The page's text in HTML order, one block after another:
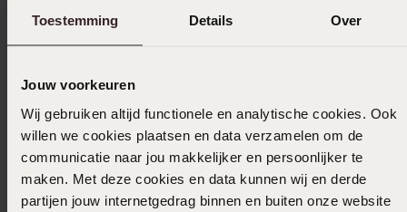
Toestemming Details Over
Jouw voorkeuren
Wij gebruiken altijd functionele en analytische cookies. Ook
willen we cookies plaatsen en data verzamelen om de
communicatie naar jou makkelijker en persoonlijker te
maken. Met deze cookies en data kunnen wij en derde
partijen jouw internetgedrag binnen en buiten onze website
|
In den Warenkorb legen
Das könnte dir gefallen